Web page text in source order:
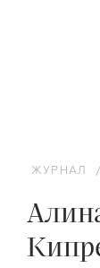
ЖУРНАЛ /